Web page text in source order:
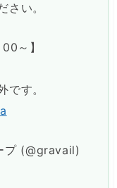
さい。
～】
です。
プ (@gravail)